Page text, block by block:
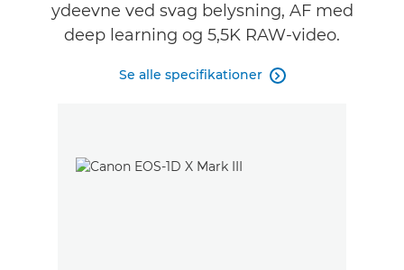
FIND EN FORHANDLER
ydeevne ved svag belysning, AF med
deep learning og 5,5K RAW-video.
Se alle specifikationer 